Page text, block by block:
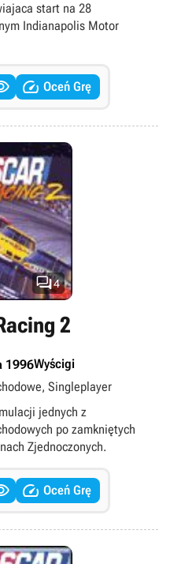
start na 28
Indianapolis Motor
 Oceń Grę
4
2
1996Wyścigi
Singleplayer
jednych z
po zamkniętych
Zjednoczonych.
 Oceń Grę